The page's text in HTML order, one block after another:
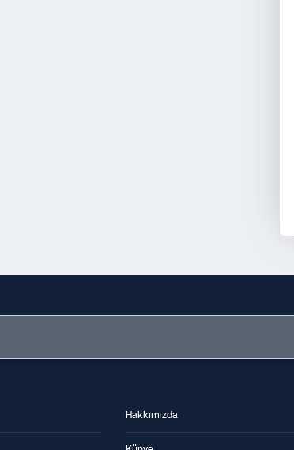
Hakkımızda